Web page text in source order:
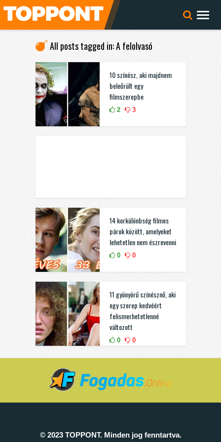
All posts tagged in: A felolvasó
10 színész, aki majdnem
beleőrült egy
filmszerepbe
2 3
14 korkülönbség filmes
párok között, amelyeket
lehetetlen nem észrevenni
0 0
11 gyönyörű színésznő, aki
egy szerep kedvéért
felismerhetetlenné
változott
0 0
© 2023 TOPPONT. Minden jog fenntartva.